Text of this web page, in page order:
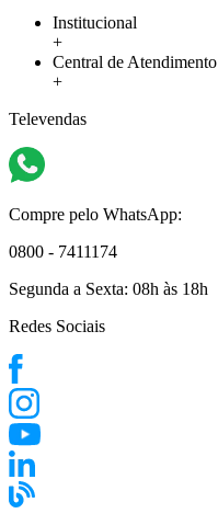
Institucional
+
Central de Atendimento
+
Televendas
Compre pelo WhatsApp:
0800 - 7411174
Segunda a Sexta: 08h às 18h
Redes Sociais